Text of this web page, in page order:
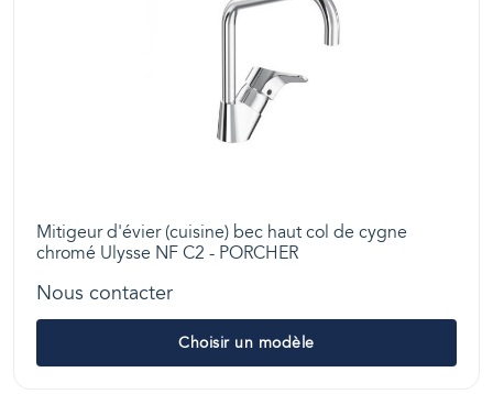
Mitigeur d'évier (cuisine) bec haut col de cygne
chromé Ulysse NF C2 - PORCHER
Nous contacter
Choisir un modèle